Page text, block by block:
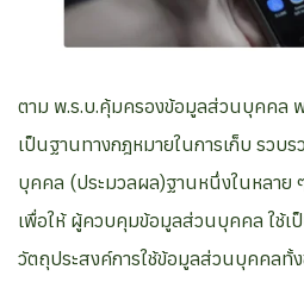
ตาม พ.ร.บ.คุ้มครองข้อมูลส่วนบุคคล
เป็นฐานทางกฎหมายในการเก็บ รวบ
บุคคล (ประมวลผล)ฐานหนึ่งในหลาย
เพื่อให้ ผู้ควบคุมข้อมูลส่วนบุคคล ใช้เ
วัตถุประสงค์การใช้ข้อมูลส่วนบุคคลทั้